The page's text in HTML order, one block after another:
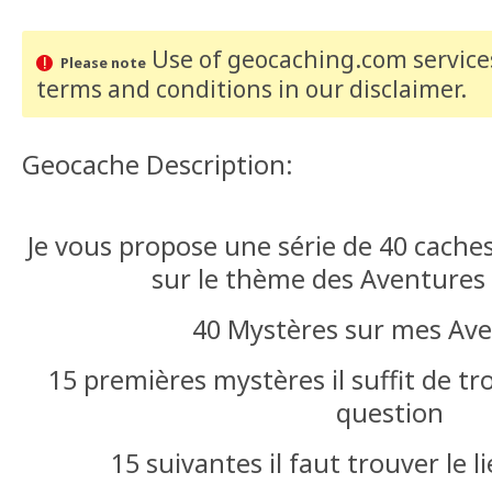
Please noteUse of geocaching.com
terms and conditions in our disclaimer.
Geocache Description:
Je vous propose une série de 40
sur le thème des
40 Mystères sur mes
15 premières mystères il suffit de
question
15 suivantes il faut trouver le